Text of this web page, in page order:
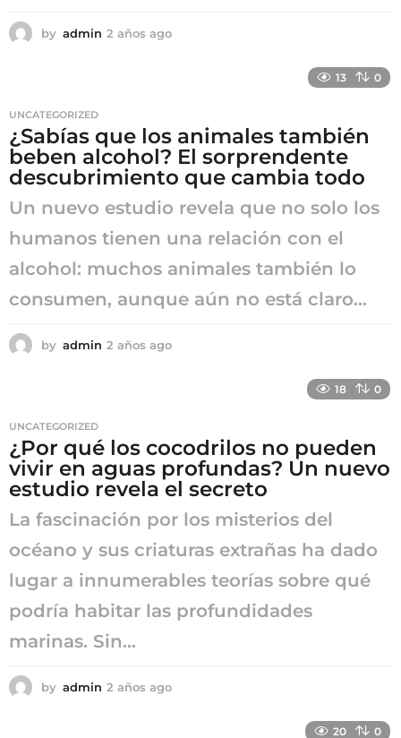
by admin 2 años ago
g
13 0
UNCATEGORIZED
¿Sabías que los animales también
beben alcohol? El sorprendente
descubrimiento que cambia todo
Un nuevo estudio revela que no solo los
humanos tienen una relación con el
alcohol: muchos animales también lo
consumen, aunque aún no está claro...
by admin 2 años ago
g
o
18 0
UNCATEGORIZED
¿Por qué los cocodrilos no pueden
vivir en aguas profundas? Un nuevo
estudio revela el secreto
La fascinación por los misterios del
océano y sus criaturas extrañas ha dado
lugar a innumerables teorías sobre qué
podría habitar las profundidades
marinas. Sin...
by admin 2 años ago
20 0